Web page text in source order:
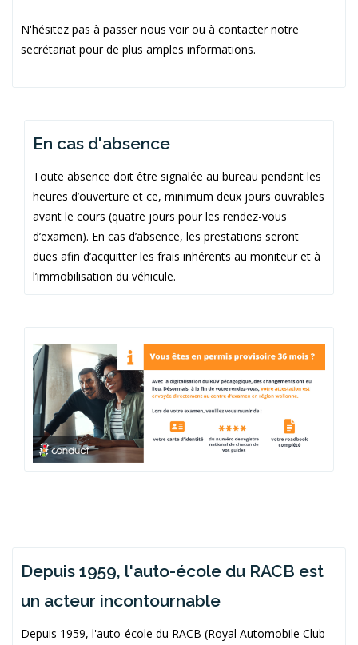
N'hésitez pas à passer nous voir ou à contacter notre
secrétariat pour de plus amples informations.
En cas d'absence
Toute absence doit être signalée au bureau pendant les
heures d’ouverture et ce, minimum deux jours ouvrables
avant le cours (quatre jours pour les rendez-vous
d’examen). En cas d’absence, les prestations seront
dues afin d’acquitter les frais inhérents au moniteur et à
l’immobilisation du véhicule.
Depuis 1959, l'auto-école du RACB est
un acteur incontournable
Depuis 1959, l'auto-école du RACB (Royal Automobile Club